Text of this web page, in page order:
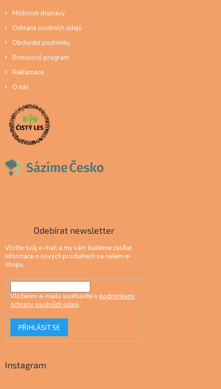
Možnosti dopravy
Ochrana osobních údajů
Obchodní podmínky
Bonusový program
Reklamace
O nás
Odebírat newsletter
Vložte svůj e-mail a my vám budeme zasílat
informace o nových produktech na našem e-
shopu.
Vložením e-mailu souhlasíte s podmínkami
ochrany osobních údajů
PŘIHLÁSIT SE
Instagram